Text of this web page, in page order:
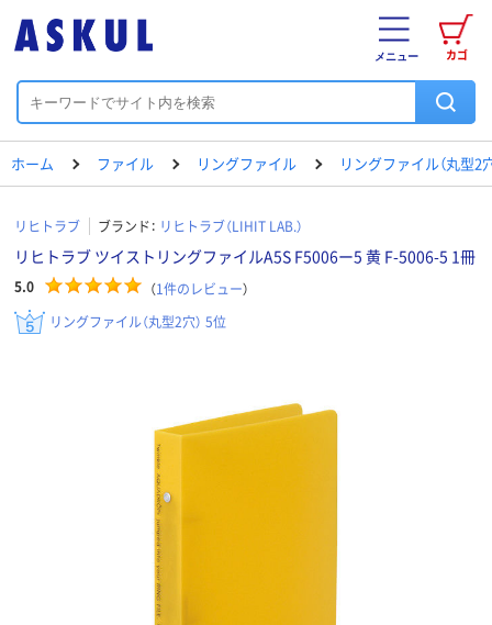
カゴ
メニュー
ホーム ファイル リングファイル リングファイル（丸型2
リヒトラブ ブランド： リヒトラブ（LIHIT LAB.）
リヒトラブ ツイストリングファイルA5S F5006ー5 黄 F-5006-5 1冊
5.0 （1件のレビュー）
リングファイル（丸型2穴） 5位